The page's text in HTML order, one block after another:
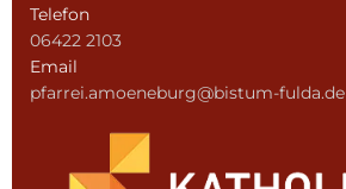
Telefon
06422 2103
Email
pfarrei.amoeneburg@bistum-fulda.de